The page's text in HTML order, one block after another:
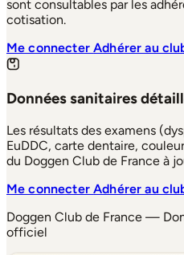
sont consultables par les
cotisation.
Me connecterAdhérer au
Données sanitaires
Les résultats des examens
EuDDC, carte dentaire,
du Doggen Club de France à
Me connecterAdhérer au
Doggen Club de France —
officiel